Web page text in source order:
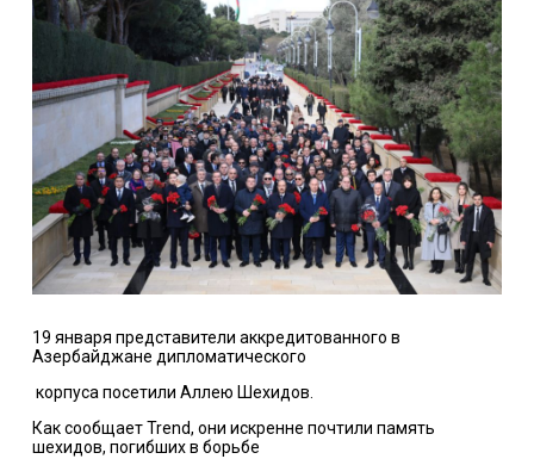
19 января представители аккредитованного в
Азербайджане дипломатического
корпуса посетили Аллею Шехидов.
Как сообщает Trend, они искренне почтили память
шехидов, погибших в борьбе